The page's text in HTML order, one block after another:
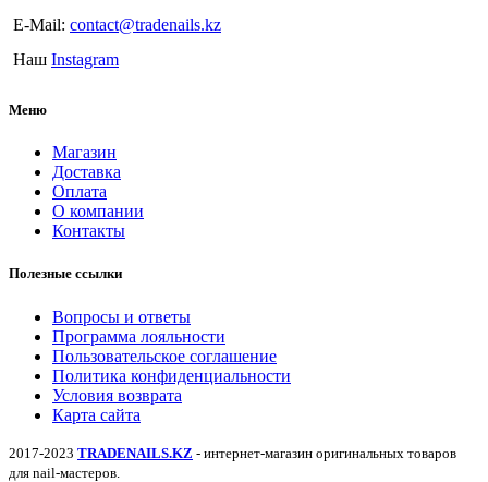
E-Mail: contact@tradenails.kz
Наш Instagram
Меню
Магазин
Доставка
Оплата
О компании
Контакты
Полезные ссылки
Вопросы и ответы
Программа лояльности
Пользовательское соглашение
Политика конфиденциальности
Условия возврата
Карта сайта
2017-2023 TRADENAILS.KZ - интернет-магазин оригинальных товаров
для nail-мастеров.